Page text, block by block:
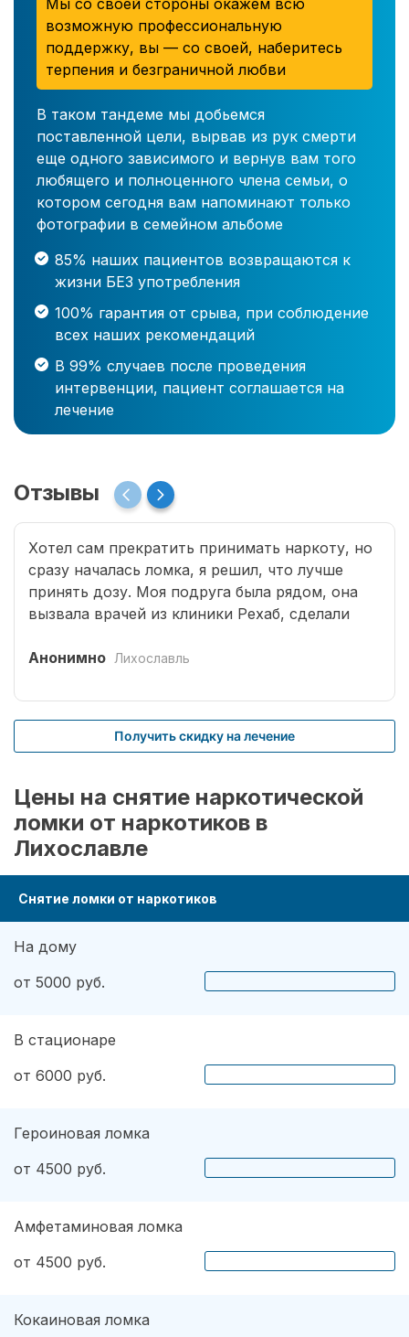
Мы со своей стороны окажем всю
возможную профессиональную
поддержку, вы — со своей, наберитесь
терпения и безграничной любви
В таком тандеме мы добьемся
поставленной цели, вырвав из рук смерти
еще одного зависимого и вернув вам того
любящего и полноценного члена семьи, о
котором сегодня вам напоминают только
фотографии в семейном альбоме
85% наших пациентов возвращаются к
жизни БЕЗ употребления
100% гарантия от срыва, при соблюдение
всех наших рекомендаций
В 99% случаев после проведения
интервенции, пациент соглашается на
лечение
Отзывы
Хотел сам прекратить принимать наркоту, но
сразу началась ломка, я решил, что лучше
принять дозу. Моя подруга была рядом, она
вызвала врачей из клиники Рехаб, сделали
что надо там пролечиться основательно.
Анонимно Лихославль
Получить скидку на лечение
Цены на снятие наркотической
ломки от наркотиков в
Лихославле
Снятие ломки от наркотиков
На дому
от 5000 руб.
В стационаре
от 6000 руб.
Героиновая ломка
от 4500 руб.
Амфетаминовая ломка
от 4500 руб.
Кокаиновая ломка